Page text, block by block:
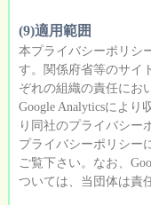
(9)適用範囲
本プライバシーポリシ
す。関係府省等のサイ
ぞれの組織の責任にお
Google Analyticsにより
り同社のプライバシー
プライバシーポリシー
ご覧下さい。なお、
ついては、当団体は責